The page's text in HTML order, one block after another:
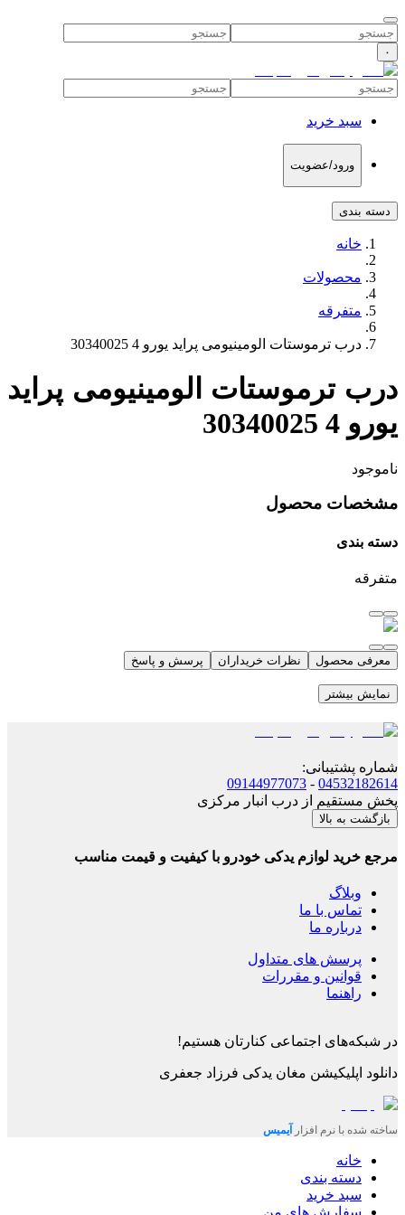
۰
سبد خرید
ورود/عضویت
دسته بندی
خانه
محصولات
متفرقه
درب ترموستات الومینیومی پراید یورو 4 30340025
درب ترموستات الومینیومی پراید
یورو 4 30340025
ناموجود
مشخصات محصول
دسته بندی
متفرقه
معرفی محصول نظرات خریداران پرسش و پاسخ
نمایش بیشتر
شماره پشتیبانی:
04532182614
-
09144977073
پخش مستقیم از درب انبار مرکزی
بازگشت به بالا
مرجع خرید لوازم یدکی خودرو با کیفیت و قیمت مناسب
وبلاگ
تماس با ما
درباره ما
پرسش های متداول
قوانین و مقررات
راهنما
در شبکه‌های اجتماعی کنارتان هستیم!
دانلود اپلیکیشن مغان یدکی فرزاد جعفری
ساخته شده با نرم افزار آیمیس
خانه
دسته بندی
سبد خرید
سفارش های من